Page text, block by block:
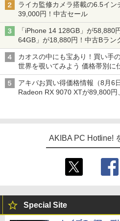
ライカ監修カメラ搭載の6.5イ
39,000円！中古セール
「iPhone 14 128GB」が58,880
64GB」が18,880円！中古Bラン
カオスの中にも宝あり！買い手
世界を覗いてみよう 価格帯別に
ックアップ text by 石川 ひさよし
アキバお買い得価格情報（8月6
Radeon RX 9070 XTが89,800
AKIBA PC Hotline!
Special Site